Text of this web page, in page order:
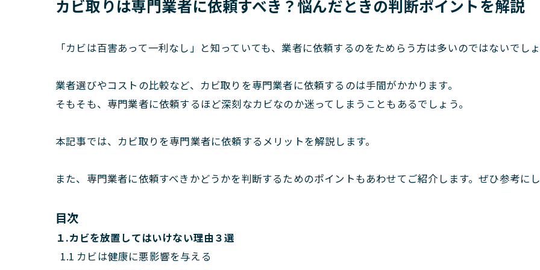
カビ取りは専門業者に依頼すべき？悩んだときの判断ポイントを解説
「カビは百害あって一利なし」と知っていても、業者に依頼するのをためらう方は多いのではないでし
業者選びやコストの比較など、カビ取りを専門業者に依頼するのは手間がかかります。
そもそも、専門業者に依頼するほど深刻なカビなのか迷ってしまうこともあるでしょう。
本記事では、カビ取りを専門業者に依頼するメリットを解説します。
また、専門業者に依頼すべきかどうかを判断するためのポイントもあわせてご紹介します。ぜひ参考にし
目次
１.カビを放置してはいけない理由３選
1.1 カビは健康に悪影響を与える